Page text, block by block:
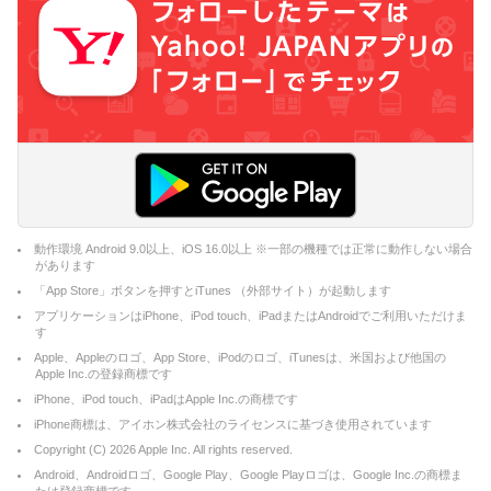
動作環境 Android 9.0以上、iOS 16.0以上 ※一部の機種では正常に動作しない場合
があります
「App Store」ボタンを押すとiTunes （外部サイト）が起動します
アプリケーションはiPhone、iPod touch、iPadまたはAndroidでご利用いただけま
す
Apple、Appleのロゴ、App Store、iPodのロゴ、iTunesは、米国および他国の
Apple Inc.の登録商標です
iPhone、iPod touch、iPadはApple Inc.の商標です
iPhone商標は、アイホン株式会社のライセンスに基づき使用されています
Copyright (C) 2026Apple Inc. All rights reserved.
Android、Androidロゴ、Google Play、Google Playロゴは、Google Inc.の商標ま